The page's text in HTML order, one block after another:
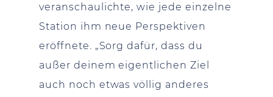
veranschaulichte, wie jede einzelne
Station ihm neue Perspektiven
eröffnete. „Sorg dafür, dass du
außer deinem eigentlichen Ziel
auch noch etwas völlig anderes